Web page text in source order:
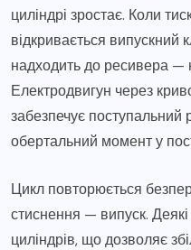
циліндрі зростає. Коли
відкривається випускний
надходить до ресивера —
Електродвигун через
забезпечує
обертальний момент у
Цикл повторюється
стиснення — випуск.
циліндрів, що дозволяє